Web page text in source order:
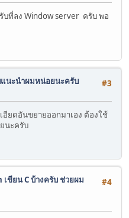
บที่ลง Window server ครับ พอ
#3
แนะนำผมหน่อยนะครับ
ยดอันขยายออกมาเอง ต้องใช้
นะครับ
#4
ขียน C บ้างครับ ช่วยผม